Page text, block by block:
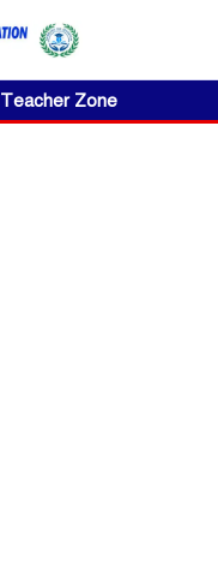
Teacher Zone